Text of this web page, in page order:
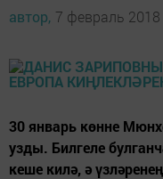
автор, 7 февраль 2018
30 январь көнне
узды. Билгеле
кеше килә, ә